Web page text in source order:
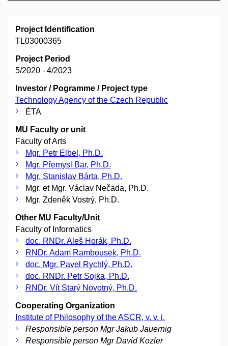
Project Identification
TL03000365
Project Period
5/2020 - 4/2023
Investor / Pogramme / Project type
Technology Agency of the Czech Republic
ÉTA
MU Faculty or unit
Faculty of Arts
Mgr. Petr Elbel, Ph.D.
Mgr. Přemysl Bar, Ph.D.
Mgr. Stanislav Bárta, Ph.D.
Mgr. et Mgr. Václav Nečada, Ph.D.
Mgr. Zdeněk Vostrý, Ph.D.
Other MU Faculty/Unit
Faculty of Informatics
doc. RNDr. Aleš Horák, Ph.D.
RNDr. Adam Rambousek, Ph.D.
doc. Mgr. Pavel Rychlý, Ph.D.
doc. RNDr. Petr Sojka, Ph.D.
RNDr. Vít Starý Novotný, Ph.D.
Cooperating Organization
Institute of Philosophy of the ASCR, v. v. i.
Responsible person Mgr Jakub Jauernig
Responsible person Mgr David Kozler